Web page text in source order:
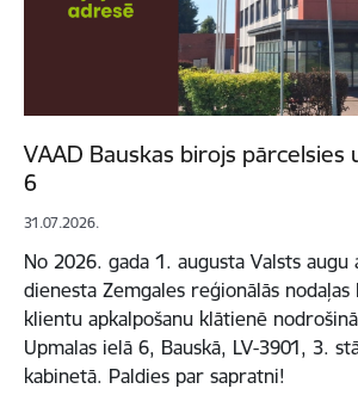
VAAD Bauskas birojs pārcelsies
6
31.07.2026.
No 2026. gada 1. augusta Valsts augu
dienesta Zemgales reģionālās nodaļas
klientu apkalpošanu klātienē
Upmalas ielā 6, Bauskā, LV-3901, 3.
kabinetā. Paldies par sapratni!